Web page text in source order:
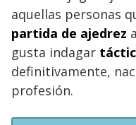
aquellas personas
partida de ajedrez
gusta indagar
definitivamente,
profesión.